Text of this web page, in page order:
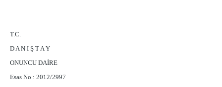
T.C.
D A N I Ş T A Y
ONUNCU DAİRE
Esas No : 2012/2997